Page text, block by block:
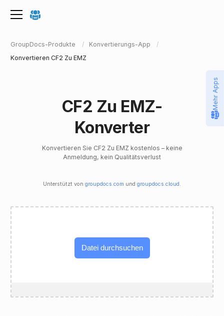
GroupDocs-Produkte
Konvertierungs-App
Konvertieren CF2 Zu EMZ
CF2 Zu EMZ-
Konverter
Konvertieren Sie CF2 Zu EMZ kostenlos – keine
Anmeldung, kein Qualitätsverlust
Unterstützt von groupdocs.com und groupdocs.cloud .
Datei durchsuchen
Mehr Apps